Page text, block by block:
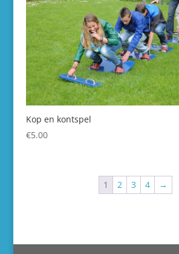
Kop en kontspel
€5.00
1 2 3 4 →